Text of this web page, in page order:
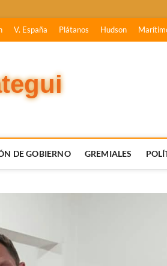
V. España Plátanos Hudson
DE GOBIERNO GREMIALES